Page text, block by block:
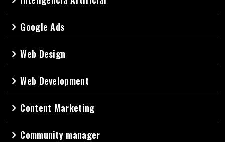
navigate_next Google Ads
navigate_nextWeb Design
navigate_nextWeb Development
navigate_next Content Marketing
navigate_next Community manager